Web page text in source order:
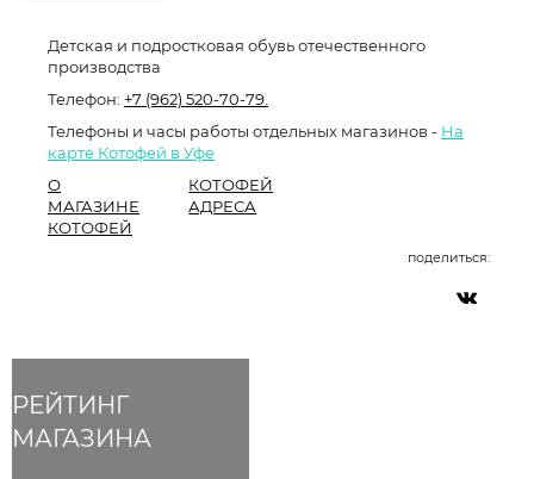
РЕЙТИНГ
МАГАЗИНА
Детская и подростковая обувь отечественного
производства
Телефон: +7 (962) 520-70-79.
Телефоны и часы работы отдельных магазинов - На
карте Котофей в Уфе
О
МАГАЗИНЕ
КОТОФЕЙ
КОТОФЕЙ
АДРЕСА
поделиться: